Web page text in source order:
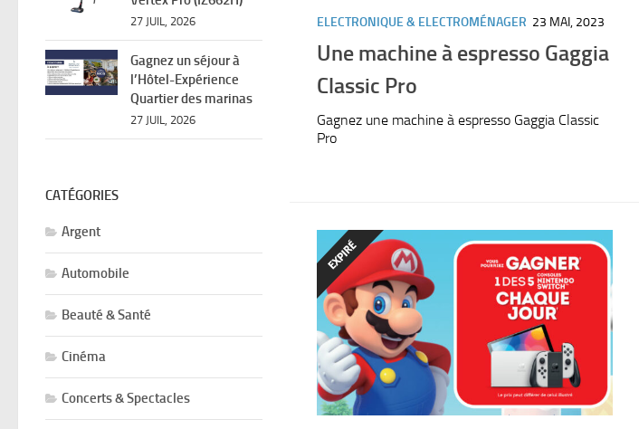
ELECTRONIQUE & ELECTROMÉNAGER 23 MAI, 2023
Une machine à espresso Gaggia
Classic Pro
Gagnez une machine à espresso Gaggia Classic
Pro
27 JUIL, 2026
Gagnez un séjour à
l’Hôtel-Expérience
Quartier des marinas
27 JUIL, 2026
CATÉGORIES
Argent
Automobile
Beauté & Santé
Cinéma
Concerts & Spectacles